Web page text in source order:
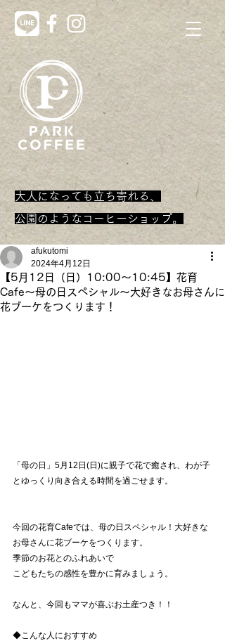
大人になっても立ち寄れる、
​公園のようなコーヒーショップ。
【5月12日（日）10:00～10:45】花育
Cafe〜母の日スペシャル〜大好きなお母さんに
花ブーケをつくります！
afukutomi
2024年4月12日
「母の日」5月12日(日)に親子で花で癒され、わが子
とゆっくり向き合える時間を過ごせます。
今回の花育Cafeでは、母の日スペシャル！大好きな
お母さんに花ブーケをつくります。
季節のお花とのふれあいで
こどもたちの感性を豊かに育みましょう。
なんと、今回もママが喜ぶお土産つき！！
◆こんな人におすすめ